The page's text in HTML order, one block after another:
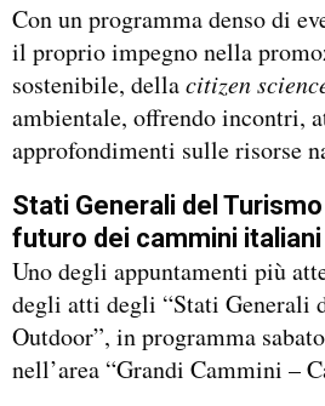
Con un programma denso di
il proprio impegno nella
sostenibile, dellacitizen
ambientale, offrendo incontri,
approfondimenti sulle risorse
Stati Generali del Turismo
futuro dei cammini italiani
Uno degli appuntamenti più
degli atti degli “Stati Generali
Outdoor”, in programma
nell’area “Grandi Cammini –